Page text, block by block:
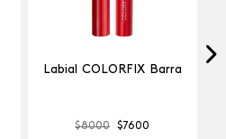
Labial COLORFIX Barra
$8000 $7600